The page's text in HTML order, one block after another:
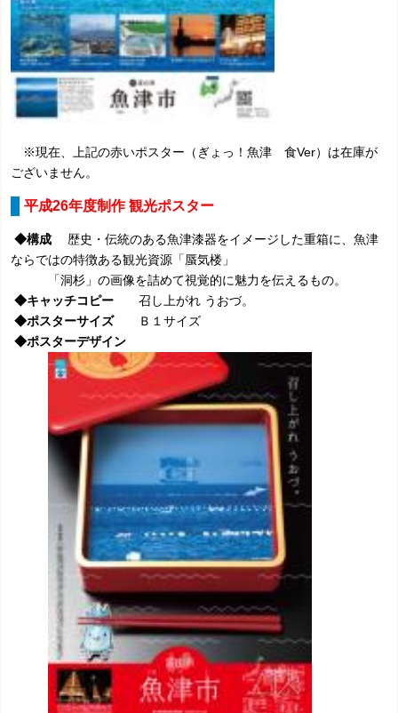
※現在、上記の赤いポスター（ぎょっ！魚津 食Ver）は在庫が
ございません。
平成26年度制作 観光ポスター
◆構成 歴史・伝統のある魚津漆器をイメージした重箱に、魚津
ならではの特徴ある観光資源「蜃気楼」
「洞杉」の画像を詰めて視覚的に魅力を伝えるもの。
◆キャッチコピー 召し上がれ うおづ。
◆ポスターサイズＢ１サイズ
◆ポスターデザイン